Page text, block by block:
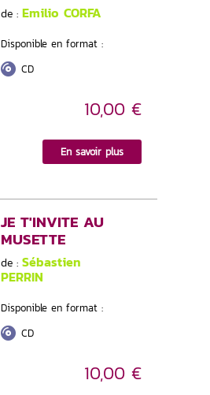
de : Emilio CORFA
Disponible en format :
CD
10,00 €
En savoir plus
JE T'INVITE AU
MUSETTE
de : Sébastien
PERRIN
Disponible en format :
CD
10,00 €